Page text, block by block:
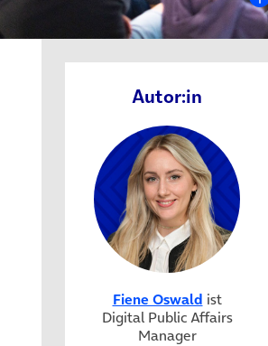
Autor:in
Fiene Oswald ist
Digital Public Affairs
Manager